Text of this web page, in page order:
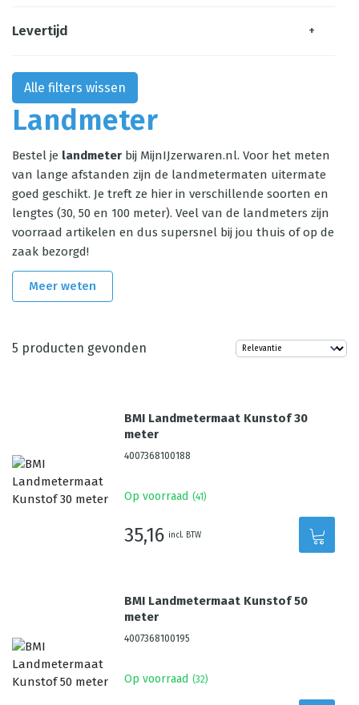
Landmeter
Bestel je landmeter bij MijnIJzerwaren.nl. Voor het meten
van lange afstanden zijn de landmetermaten uitermate
goed geschikt. Je treft ze hier in verschillende soorten en
lengtes (30, 50 en 100 meter). Veel van de landmeters zijn
voorraad artikelen en dus supersnel bij jou thuis of op de
zaak bezorgd!
Meer weten
5 producten gevonden
BMI Landmetermaat Kunstof 30
meter
4007368100188
Op voorraad (41 )
35,16 incl. BTW
BMI Landmetermaat Kunstof 50
meter
4007368100195
Op voorraad (32)
Levertijd +
Alle filters wissen